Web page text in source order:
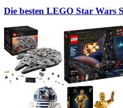
Die besten LEGO Star Wars